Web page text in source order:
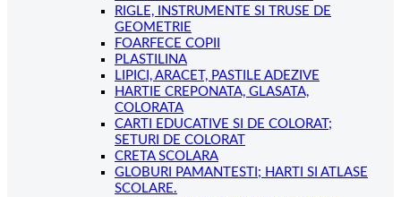
RIGLE, INSTRUMENTE SI TRUSE DE
GEOMETRIE
FOARFECE COPII
PLASTILINA
LIPICI, ARACET, PASTILE ADEZIVE
HARTIE CREPONATA, GLASATA,
COLORATA
CARTI EDUCATIVE SI DE COLORAT;
SETURI DE COLORAT
CRETA SCOLARA
GLOBURI PAMANTESTI; HARTI SI ATLASE
SCOLARE.